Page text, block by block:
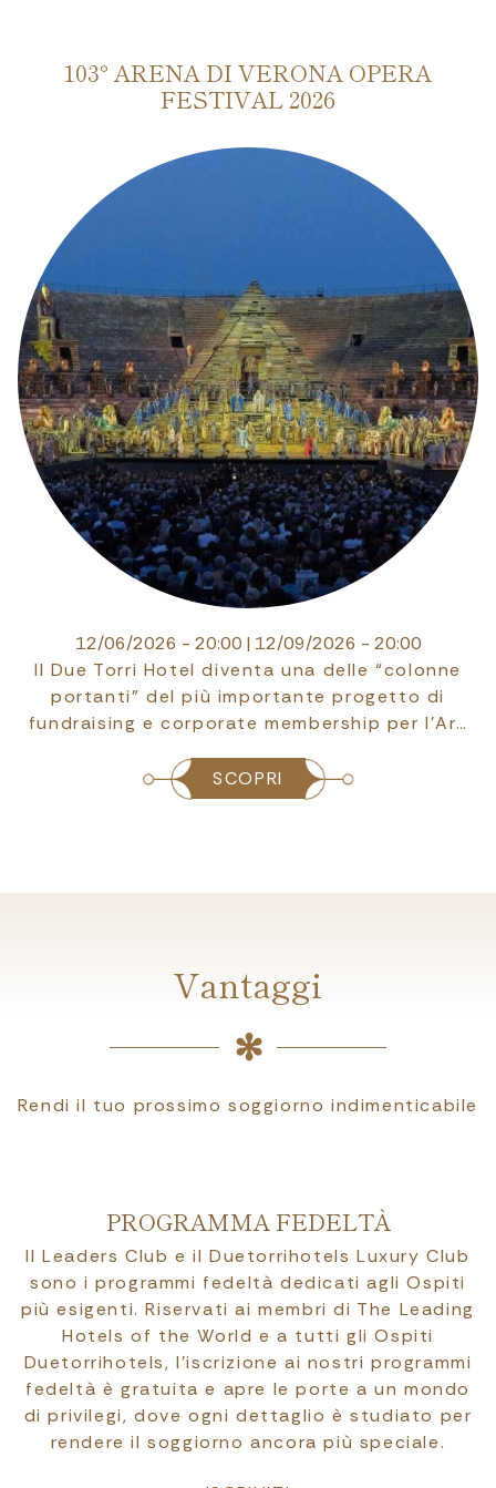
103° ARENA DI VERONA OPERA
FESTIVAL 2026
12/06/2026 - 20:00 | 12/09/2026 - 20:00
Il Due Torri Hotel diventa una delle “colonne
portanti” del più importante progetto di
fundraising e corporate membership per l’Ar…
SCOPRI
Vantaggi
Rendi il tuo prossimo soggiorno indimenticabile
PROGRAMMA FEDELTÀ
Il Leaders Club e il Duetorrihotels Luxury Club
sono i programmi fedeltà dedicati agli Ospiti
più esigenti. Riservati ai membri di The Leading
Hotels of the World e a tutti gli Ospiti
Duetorrihotels, l’iscrizione ai nostri programmi
fedeltà è gratuita e apre le porte a un mondo
di privilegi, dove ogni dettaglio è studiato per
rendere il soggiorno ancora più speciale.